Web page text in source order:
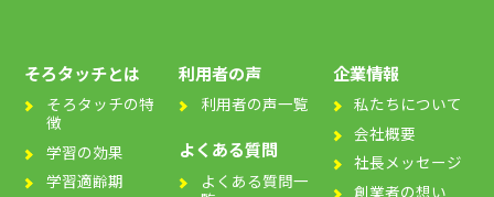
そろタッチとは
そろタッチの特
徴
学習の効果
学習適齢期
利用者の声
利用者の声一覧
よくある質問
よくある質問一
企業情報
私たちについて
会社概要
社長メッセージ
創業者の想い